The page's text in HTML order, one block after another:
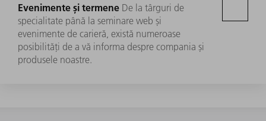
Evenimente și termene De la târguri de
specialitate până la seminare web și
evenimente de carieră, există numeroase
posibilități de a vă informa despre compania și
produsele noastre.